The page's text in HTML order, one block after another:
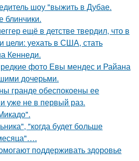
шоу "выжить в Дубае.
блинчики.
ещё в детстве твердил, что в
цели: уехать в США, стать
Кеннеди.
фото Евы мендес и Райана
дочерьми.
гранде обеспокоены ее
уже не в первый раз.
"когда будет больше
поддерживать здоровье